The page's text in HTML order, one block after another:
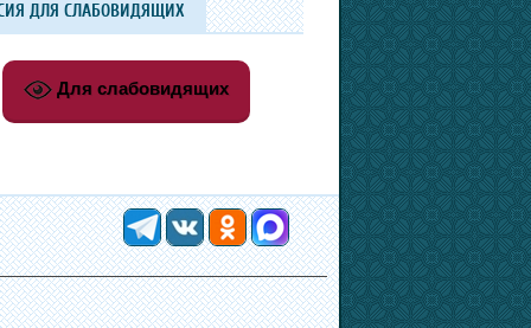
ДЛЯ СЛАБОВИДЯЩИХ
Для слабовидящих